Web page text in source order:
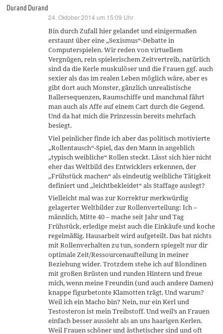
Durand Durand
24. Oktober 2014 um 15:09 Uhr
Bin durch Zufall hier gelandet und einigermaßen
erstaunt über eine „Sexismus“-Debatte in
Computerspielen. Wir reden von virtuellem
Vergnügen, rein spielerischem Zeitvertreib, natürlich
sind da die Kerle muskulöser und die Frauen ggf. auch
sexier als das im realen Leben möglich wäre, aber es
gibt dort auch Monster, gänzlich unrealistische
Ballersequenzen, Raumschiffe und manchmal fährt
man auch als Affe auf einem Cart durch die Gegend.
Und da hat mich die Prinzessin bereits mehrfach
besiegt.
Viel peinlicher finde ich aber das politisch motivierte
„Rollentausch“-Spiel, das den Mann in angeblich
„typisch weibliche“ Rollen steckt. Lässt sich hier nicht
eher das Weltbild des Entwicklers erkennen, der
„Frühstück machen“ als eindeutig weibliche Tätigkeit
definiert und „leichtbekleidet“ als Staffage auslegt?
Vielleicht mal was zur Korrektur merkwürdig
gelagerter Weltbilder zur Rollenverteilung: Ich –
männlich, Mitte 40 – mache seit Jahr und Tag
Frühstück, erledige meist auch die Einkäufe und koche
regelmäßig. Hausarbeit wird aufgeteilt. Das hat nichts
mit Rollenverhalten zu tun, sondern spiegelt nur dir
optimale Zeit/Ressourcenaufteilung in meiner
Beziehung wider. Trotzdem stehe ich auf Blondinen
mit großen Brüsten und runden Hintern und freue
mich, wenn meine Freundin (und auch andere Damen)
knappe figurbetonte Klamotten trägt. Und warum?
Weil ich ein Macho bin? Nein, nur ein Kerl und
Testosteron ist mein Treibstoff. Und weil’s an Frauen
einfach besser aussieht als an uns haarigen Kerlen.
Weil Frauen schöner und ästhetischer sind und oft